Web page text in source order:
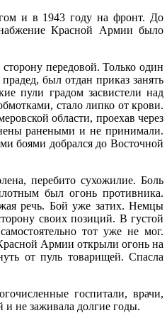
и в 1943 году на фронт. До
Красной Армии было
передовой. Только один
был отдан приказ занять
пули градом засвистели над
стало липко от крови.
области, проехав через
ранеными и не принимали.
боями добрался до Восточной
перебито сухожилие. Боль
был огонь противника.
речь. Бой уже затих. Немцы
своих позиций. В густой
тот уже не мог.
Армии открыли огонь на
от пуль товарищей. Спасла
госпитали, врачи,
и не заживала долгие годы.